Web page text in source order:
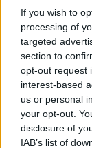
If you wish to
processing of
targeted
section to
opt-out request
interest-based
us or personal
your opt-out.
disclosure of
IAB’s list of
17 NOIEMBRIE
Trecerea
realitate
ţara
departe
librăriilor.